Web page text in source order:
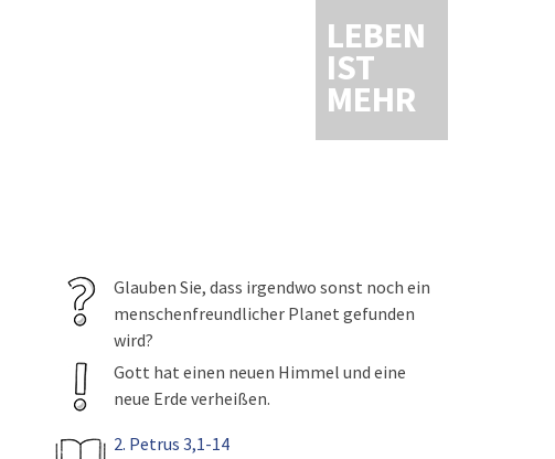
LEBEN
IST
MEHR
Glauben Sie, dass irgendwo sonst noch ein
menschenfreundlicher Planet gefunden
wird?
Gott hat einen neuen Himmel und eine
neue Erde verheißen.
2. Petrus 3,1-14